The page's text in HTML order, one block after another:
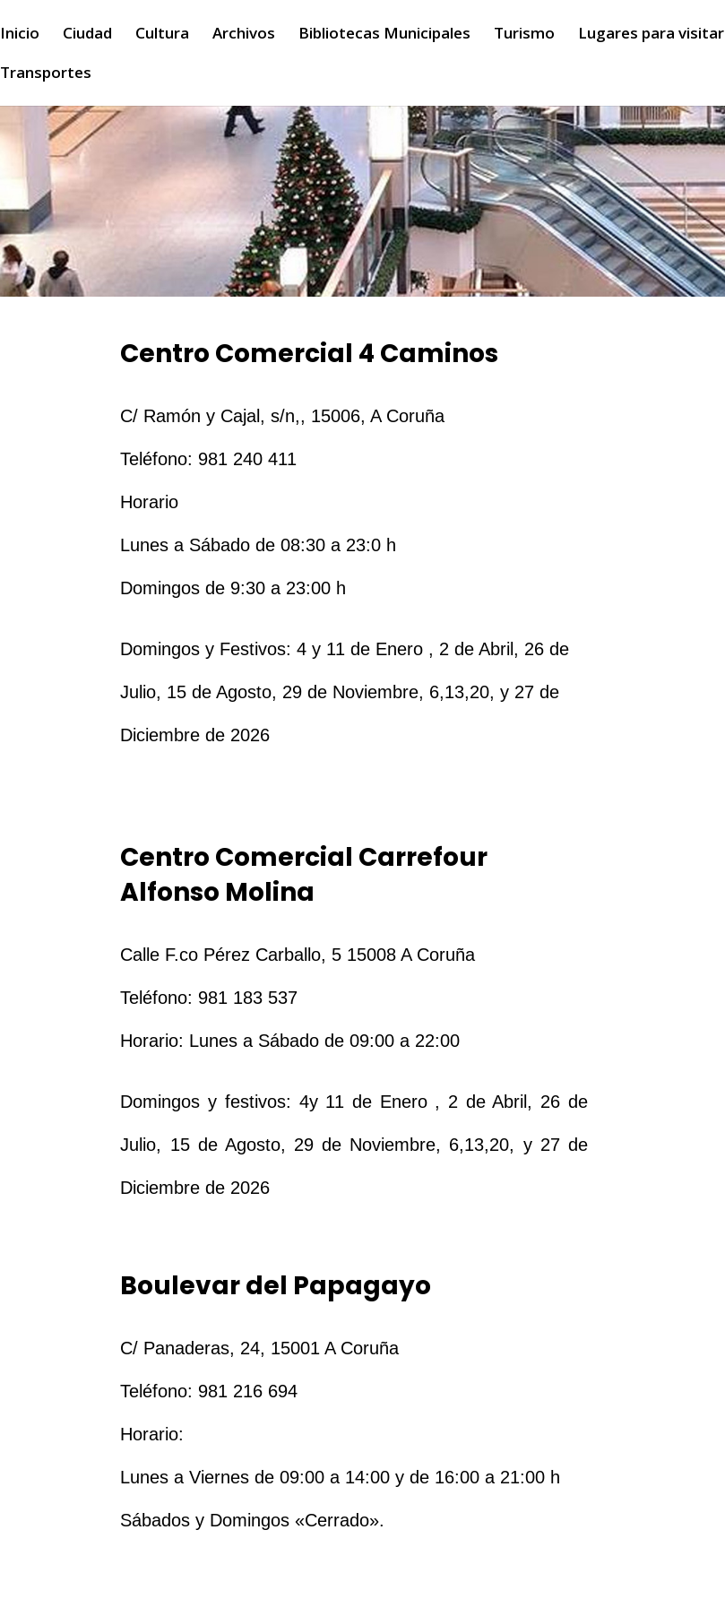
Inicio Ciudad Cultura Archivos Bibliotecas Municipales Turismo Lugares para visitar
Transportes
Centro Comercial 4 Caminos
C/ Ramón y Cajal, s/n,, 15006, A Coruña
Teléfono: 981 240 411
Horario
Lunes a Sábado de 08:30 a 23:0 h
Domingos de 9:30 a 23:00 h
Domingos y Festivos: 4 y 11 de Enero , 2 de Abril, 26 de
Julio, 15 de Agosto, 29 de Noviembre, 6,13,20, y 27 de
Diciembre de 2026
Centro Comercial Carrefour
Alfonso Molina
Calle F.co Pérez Carballo, 5 15008 A Coruña
Teléfono: 981 183 537
Horario: Lunes a Sábado de 09:00 a 22:00
Domingos y festivos: 4y 11 de Enero , 2 de Abril, 26 de
Julio, 15 de Agosto, 29 de Noviembre, 6,13,20, y 27 de
Diciembre de 2026
Boulevar del Papagayo
C/ Panaderas, 24, 15001 A Coruña
Teléfono: 981 216 694
Horario:
Lunes a Viernes de 09:00 a 14:00 y de 16:00 a 21:00 h
Sábados y Domingos «Cerrado».